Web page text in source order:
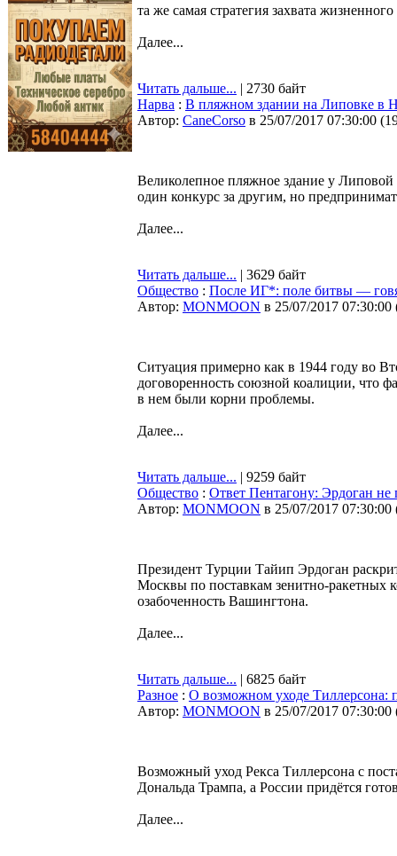
та же самая стратегия захвата
Далее...
Читать дальше... | 2730 байт
Нарва : В пляжном здании на Липовке в
Автор: CaneCorso в 25/07/2017 07:30:00 (
Великолепное пляжное здание у Липовой
один конкурс за другим, но
Далее...
Читать дальше... | 3629 байт
Общество : После ИГ*: поле битвы —
Автор: MONMOON в 25/07/2017 07:30:00
Ситуация примерно как в 1944 году во
договоренность союзной коалиции, что
в нем были корни проблемы.
Далее...
Читать дальше... | 9259 байт
Общество : Ответ Пентагону: Эрдоган
Автор: MONMOON в 25/07/2017 07:30:00
Президент Турции Тайип Эрдоган
Москвы по поставкам зенитно-ракетных
озабоченность Вашингтона.
Далее...
Читать дальше... | 6825 байт
Разное : О возможном уходе Тиллерсона:
Автор: MONMOON в 25/07/2017 07:30:00
Возможный уход Рекса Тиллерсона с
Дональда Трампа, а России придётся
Далее...